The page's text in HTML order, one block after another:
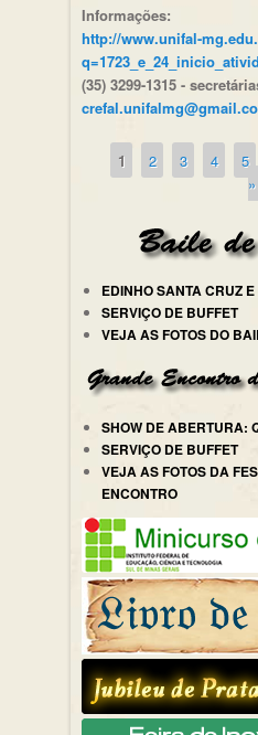
Informações:
http://www.unifal-
(35) 3299-1315 -
Páginas
1 2 3 4 5
»
EDINHO SANTA CRUZ
SERVIÇO DE BUFFET
VEJA AS FOTOS DO
SHOW DE ABERTURA:
SERVIÇO DE BUFFET
VEJA AS FOTOS DA
ENCONTRO